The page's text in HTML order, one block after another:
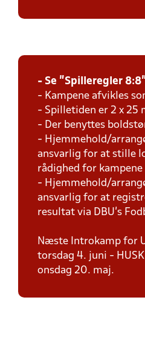
- Se "Spilleregler 8:8"
- Kampene afvikles
- Spilletiden er 2 x 25
- Der benyttes
- Hjemmehold/
ansvarlig for at stille
rådighed for kampene
- Hjemmehold/
ansvarlig for at
resultat via DBU's
Næste Introkamp for
torsdag 4. juni -
onsdag 20. maj.